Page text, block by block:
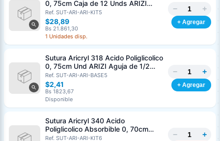
0, 75cm Caja de 12 Unds ARIZI
Aguja de 1/2 Punta Cónica 26mm
Ref. SUT-ARI-ARI-KIT5
$28,89
Bs 21.861,30
1 Unidades disp.
− +
+ Agregar
Sutura Aricryl 318 Acido Poliglicolico
0, 75cm Und ARIZI Aguja de 1/2
Punta Cónica 26mm
Ref. SUT-ARI-ARI-BASE5
$2,41
Bs 1823,67
Disponible
− +
+ Agregar
Sutura Aricryl 340 Acido
Poliglicolico Absorbible 0, 70cm
Caja de 12 Unds ARIZI Aguja de 1/2
Ref. SUT-ARI-ARI-KIT6 − +